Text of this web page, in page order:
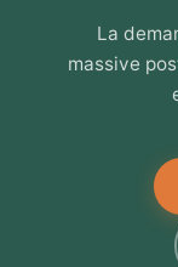
La
massive